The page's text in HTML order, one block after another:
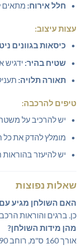
חלל אירוח: מתאים
עצות עיצוב:
כיסאות בגוונים
שטיח בהיר: ידגיש
תאורה תלויה:
טיפים להרכבה:
יש להרכיב על משטח
מומלץ להדק את כל
יש להיעזר
שאלות נפוצות
האם השולחן מגיע
כן. ברגים והוראות
מהן מידות השולחן?
אורך 160 ס"מ, רוחב 90 ס"מ וגובה 76 ס"מ.